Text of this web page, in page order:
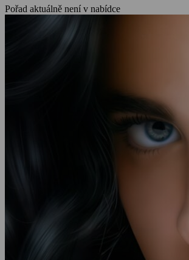
Pořad aktuálně není v nabídce